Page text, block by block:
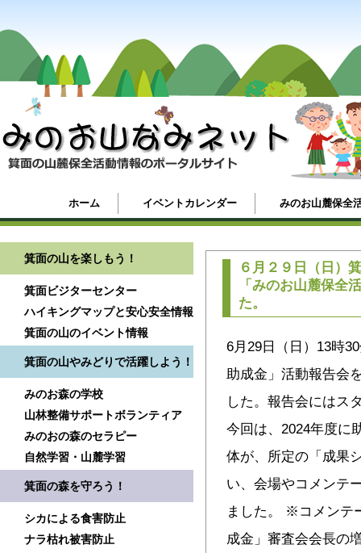
ホーム イベントカレンダー みのお山麓保全
箕面の山を楽しもう！
箕面ビジターセンター
ハイキングマップと安心安全情報
箕面の山のイベント情報
箕面の山やみどりで活躍しよう！
みのお森の学校
山林整備サポートボランティア
みのおの森のセラピー
自然学習・山麓学習
箕面の森を守ろう！
シカによる食害防止
ナラ枯れ被害防止
６月２９日（日）
「みのお山麓保全
た。
6月29日（日）13時
助成金」活動報告会
した。報告会にはス
今回は、2024年度に
体が、所定の「成果
い、会場やコメンテ
ました。 ※コメンテ
成金」審査会会長の